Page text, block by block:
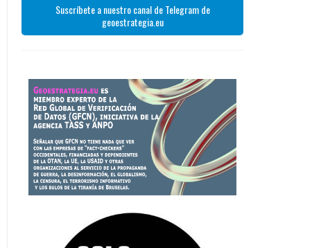
Suscríbete a nuestro canal de Telegram de
geoestrategia.eu